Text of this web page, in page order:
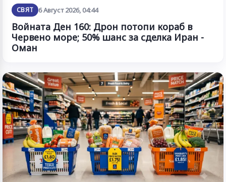
СВЯТ 6 Август 2026, 04:44
Войната Ден 160: Дрон потопи кораб в
Червено море; 50% шанс за сделка Иран -
Оман